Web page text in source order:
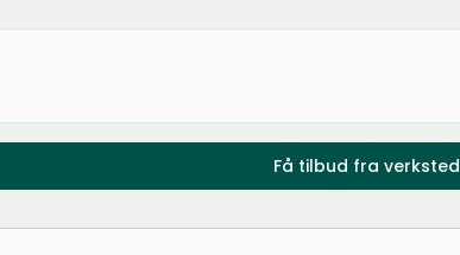
Få tilbud fra verksted